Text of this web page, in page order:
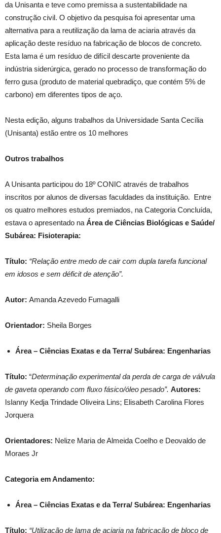
da Unisanta e teve como premissa a sustentabilidade na
construção civil. O objetivo da pesquisa foi apresentar uma
alternativa para a reutilização da lama de aciaria através da
aplicação deste resíduo na fabricação de blocos de concreto.
Esta lama é um resíduo de difícil descarte proveniente da
indústria siderúrgica, gerado no processo de transformação do
ferro gusa (produto de material quebradiço, que contém 5% de
carbono) em diferentes tipos de aço.
Nesta edição, alguns trabalhos da Universidade Santa Cecília
(Unisanta) estão entre os 10 melhores
Outros trabalhos
A Unisanta participou do 18º CONIC através de trabalhos
inscritos por alunos de diversas faculdades da instituição. Entre
os quatro melhores estudos premiados, na Categoria Concluída,
estava o apresentado na Área de Ciências Biológicas e Saúde/
Subárea: Fisioterapia:
Título: “Relação entre medo de cair com dupla tarefa funcional
em idosos e sem déficit de atenção”.
Autor: Amanda Azevedo Fumagalli
Orientador: Sheila Borges
Área – Ciências Exatas e da Terra/ Subárea: Engenharias
Título: “Determinação experimental da perda de carga de válvula
de gaveta operando com fluxo fásico/óleo pesado”. Autores:
Islanny Kedja Trindade Oliveira Lins; Elisabeth Carolina Flores
Jorquera
Orientadores: Nelize Maria de Almeida Coelho e Deovaldo de
Moraes Jr
Categoria em Andamento:
Área – Ciências Exatas e da Terra/ Subárea: Engenharias
Título: “Utilização de lama de aciaria na fabricação de bloco de